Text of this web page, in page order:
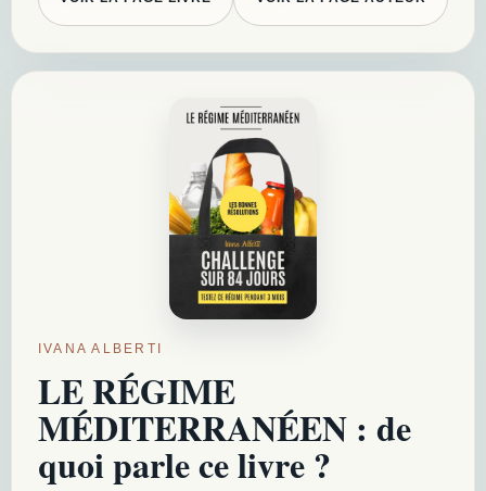
IVANA ALBERTI
LE RÉGIME
MÉDITERRANÉEN : de
quoi parle ce livre ?